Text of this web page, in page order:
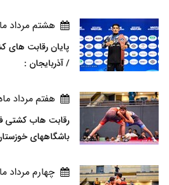
هشتم مرداد ماه
پایان رقابت های
/ آذربایجان :
هفتم مرداد ماه
رقابت هاب کشتی
باشگاههای
چهارم مرداد ماه